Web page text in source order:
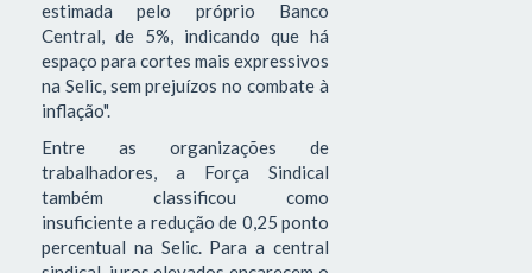
estimada pelo próprio Banco
Central, de 5%, indicando que há
espaço para cortes mais expressivos
na Selic, sem prejuízos no combate à
inflação".
Entre as organizações de
trabalhadores, a Força Sindical
também classificou como
insuficiente a redução de 0,25 ponto
percentual na Selic. Para a central